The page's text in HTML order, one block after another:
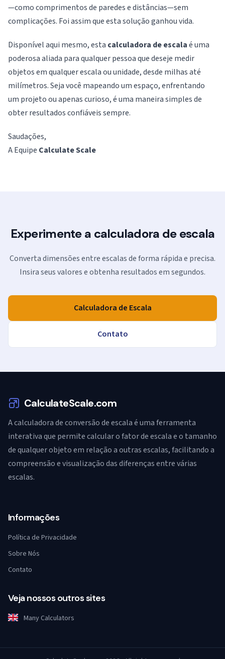
—como comprimentos de paredes e distâncias—sem
complicações. Foi assim que esta solução ganhou vida.
Disponível aqui mesmo, esta calculadora de escalaé uma
poderosa aliada para qualquer pessoa que deseje medir
objetos em qualquer escala ou unidade, desde milhas até
milímetros. Seja você mapeando um espaço, enfrentando
um projeto ou apenas curioso, é uma maneira simples de
obter resultados confiáveis sempre.
Saudações,
A Equipe Calculate Scale
Experimente a calculadora de escala
Converta dimensões entre escalas de forma rápida e precisa.
Insira seus valores e obtenha resultados em segundos.
Calculadora de Escala
Contato
CalculateScale.com
A calculadora de conversão de escala é uma ferramenta
interativa que permite calcular o fator de escala e o tamanho
de qualquer objeto em relação a outras escalas, facilitando a
compreensão e visualização das diferenças entre várias
escalas.
Informações
Política de Privacidade
Sobre Nós
Contato
Veja nossos outros sites
Many Calculators